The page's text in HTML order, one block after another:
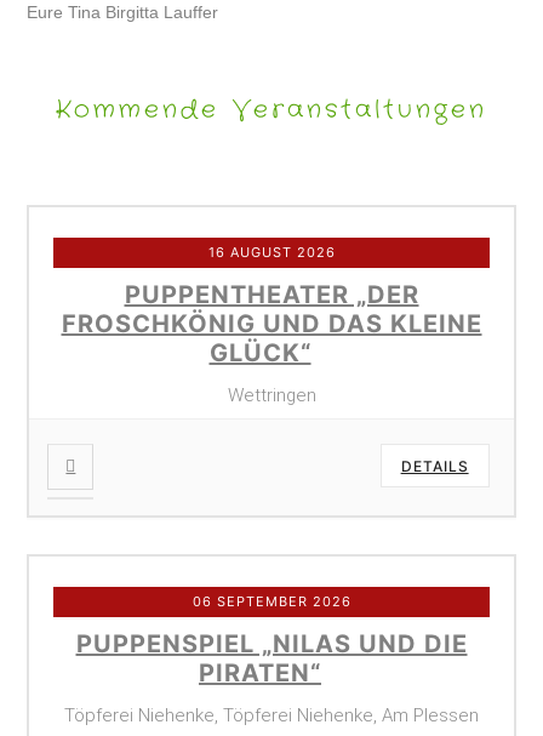
Eure Tina Birgitta Lauffer
Kommende Veranstaltungen
16 AUGUST 2026
PUPPENTHEATER „DER
FROSCHKÖNIG UND DAS KLEINE
GLÜCK“
Wettringen
DETAILS
06 SEPTEMBER 2026
PUPPENSPIEL „NILAS UND DIE
PIRATEN“
Töpferei Niehenke, Töpferei Niehenke, Am Plessen